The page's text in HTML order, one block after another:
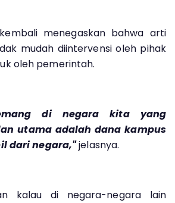
menegaskan bahwa arti
mudah diintervensi oleh pihak
oleh pemerintah.
di negara kita yang
utama adalah dana kampus
dari negara,"jelasnya.
kalau di negara-negara lain